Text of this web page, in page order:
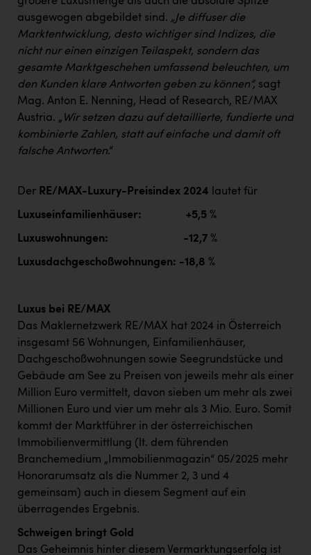
ausgewogen abgebildet sind. „Je diffuser die
Marktentwicklung, desto wichtiger sind Indizes, die
nicht nur einen einzigen Teilaspekt, sondern das
gesamte Marktgeschehen umfassend beleuchten, um
den Kunden klare Antworten geben zu können“, sagt
Mag. Anton E. Nenning, Head of Research, RE/MAX
Austria. „ Wir setzen dazu auf detaillierte, fundierte und
kombinierte Zahlen, statt auf einfache und damit oft
falsche Antworten.“
Der RE/MAX-Luxury-Preisindex 2024 lautet für
Luxuseinfamilienhäuser: +5,5 %
Luxuswohnungen: -12,7 %
Luxusdachgeschoßwohnungen: -18,8 %
Luxus bei RE/MAX
Das Maklernetzwerk RE/MAX hat 2024 in Österreich
insgesamt 56 Wohnungen, Einfamilienhäuser,
Dachgeschoßwohnungen sowie Seegrundstücke und
Gebäude am See zu Preisen von jeweils mehr als einer
Million Euro vermittelt, davon sieben um mehr als zwei
Millionen Euro und vier um mehr als 3 Mio. Euro. Somit
kommt der Marktführer in der österreichischen
Immobilienvermittlung (lt. dem führenden
Branchemedium „Immobilienmagazin“ 05/2025 mehr
Honorarumsatz als die Nummer 2, 3 und 4
gemeinsam) auch in diesem Segment auf ein
überragendes Ergebnis.
Schweigen bringt Gold
Das Geheimnis hinter diesem Vermarktungserfolg ist